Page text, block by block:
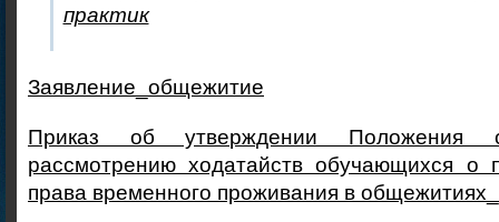
практик
Заявление_общежитие
Приказ об утверждении Положения
рассмотрению ходатайств обучающихся о
права временного проживания в